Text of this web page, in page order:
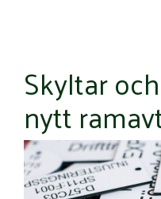
Skyltar
nytt